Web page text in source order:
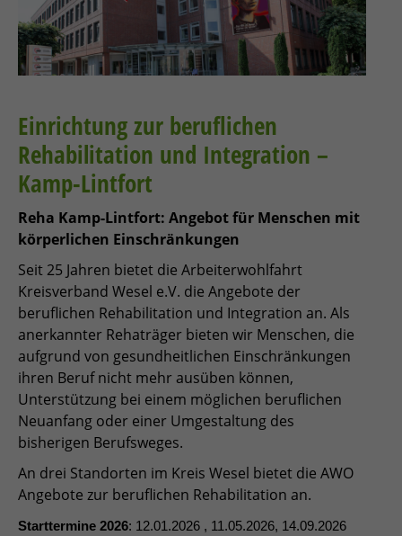
Einrichtung zur beruflichen
Rehabilitation und Integration –
Kamp-Lintfort
Reha Kamp-Lintfort: Angebot für Menschen mit
körperlichen Einschränkungen
Seit 25 Jahren bietet die Arbeiterwohlfahrt
Kreisverband Wesel e.V. die Angebote der
beruflichen Rehabilitation und Integration an. Als
anerkannter Rehaträger bieten wir Menschen, die
aufgrund von gesundheitlichen Einschränkungen
ihren Beruf nicht mehr ausüben können,
Unterstützung bei einem möglichen beruflichen
Neuanfang oder einer Umgestaltung des
bisherigen Berufsweges.
An drei Standorten im Kreis Wesel bietet die AWO
Angebote zur beruflichen Rehabilitation an.
Starttermine 2026: 12.01.2026 , 11.05.2026, 14.09.2026